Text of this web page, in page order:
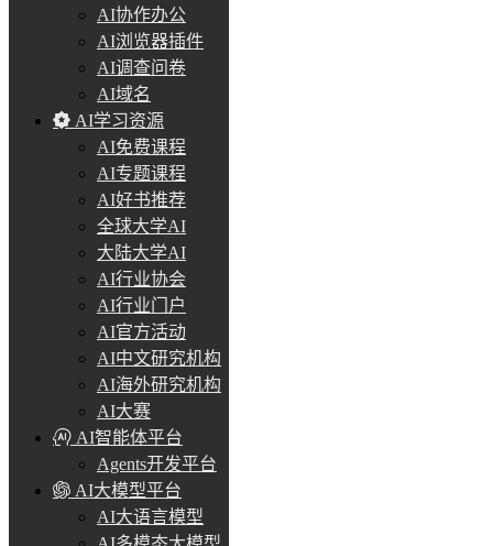
AI协作办公
AI浏览器插件
AI调查问卷
AI域名
AI学习资源
AI免费课程
AI专题课程
AI好书推荐
全球大学AI
大陆大学AI
AI行业协会
AI行业门户
AI官方活动
AI中文研究机构
AI海外研究机构
AI大赛
AI智能体平台
Agents开发平台
AI大模型平台
AI大语言模型